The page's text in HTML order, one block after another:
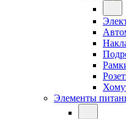
Элементы